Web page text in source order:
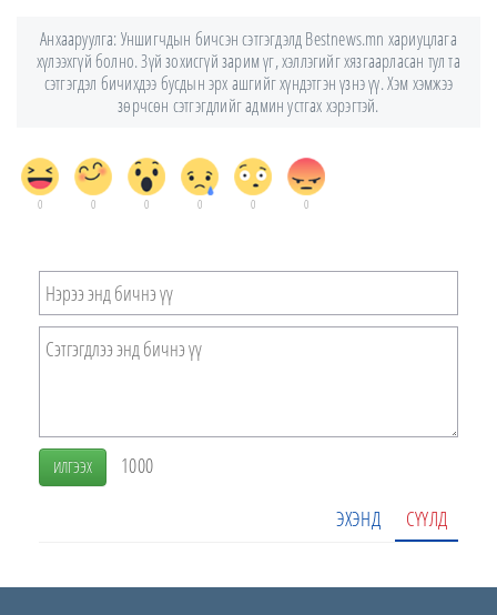
Анхааруулга: Уншигчдын бичсэн сэтгэгдэлд Bestnews.mn хариуцлага
хүлээхгүй болно. Зүй зохисгүй зарим үг, хэллэгийг хязгаарласан тул та
сэтгэгдэл бичихдээ бусдын эрх ашгийг хүндэтгэн үзнэ үү. Хэм хэмжээ
зөрчсөн сэтгэгдлийг админ устгах хэрэгтэй.
0 0 0 0 0 0
ИЛГЭЭХ 1000
ЭХЭНД СҮҮЛД